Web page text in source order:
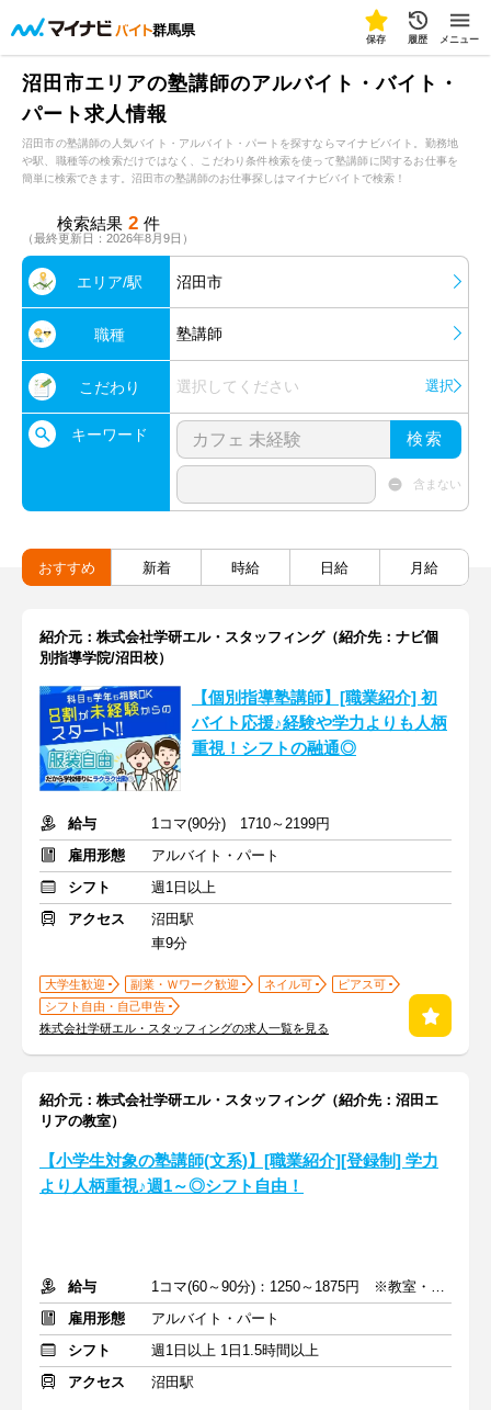
群馬県
保存 履歴 メニュー
沼田市エリアの塾講師のアルバイト・バイト・
パート求人情報
沼田市の塾講師の人気バイト・アルバイト・パートを探すならマイナビバイト。勤務地
や駅、職種等の検索だけではなく、こだわり条件検索を使って塾講師に関するお仕事を
簡単に検索できます。沼田市の塾講師のお仕事探しはマイナビバイトで検索！
検索結果 2 件
（最終更新日：2026年8月9日）
エリア/駅 沼田市
職種 塾講師
こだわり 選択してください 選択
キーワード 検索
含まない
おすすめ 新着 時給 日給 月給
紹介元：株式会社学研エル・スタッフィング（紹介先：ナビ個
別指導学院/沼田校）
【個別指導塾講師】[職業紹介] 初
バイト応援♪経験や学力よりも人柄
重視！シフトの融通◎
給与
1コマ(90分) 1710～2199円
雇用形態
アルバイト・パート
シフト
週1日以上
アクセス
沼田駅
車9分
大学生歓迎 副業・Ｗワーク歓迎 ネイル可
ピアス可
シフト自由・自己申告
株式会社学研エル・スタッフィングの求人一覧を見る
紹介元：株式会社学研エル・スタッフィング（紹介先：沼田エ
リアの教室）
【小学生対象の塾講師(文系)】[職業紹介][登録制] 学力
より人柄重視♪週1～◎シフト自由！
給与
1コマ(60～90分)：1250～1875円 ※教室・指導内容・対象による
雇用形態
アルバイト・パート
シフト
週1日以上 1日1.5時間以上
アクセス
沼田駅